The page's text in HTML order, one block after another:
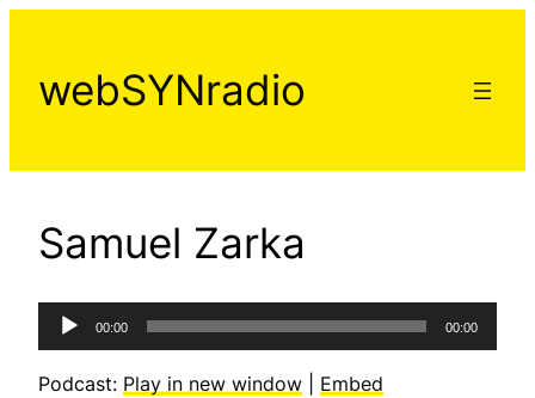
contenu
webSYNradio
Samuel Zarka
Lecteur
audio
00:00 00:00
Podcast: Play in new window Embed